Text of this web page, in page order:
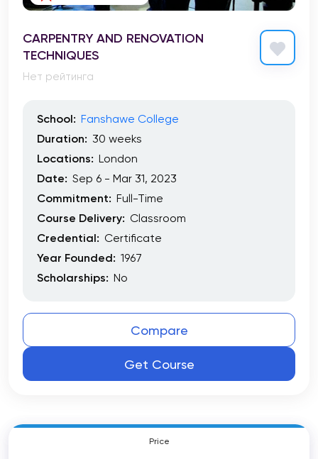
CARPENTRY AND RENOVATION
TECHNIQUES
Нет рейтинга
School: Fanshawe College
Duration: 30 weeks
Locations: London
Date: Sep 6 - Mar 31, 2023
Commitment: Full-Time
Course Delivery: Classroom
Credential: Certificate
Year Founded: 1967
Scholarships: No
Compare
Get Course
Price